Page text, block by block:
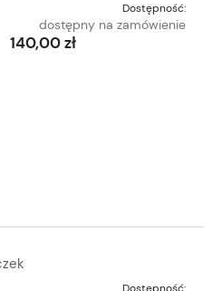
Dostępność:
dostępny na zamówienie
140,00 zł
Dostępność: